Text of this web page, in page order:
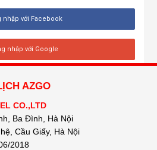
nhập với Facebook
nhập với Google
AZGO
CO.,LTD
Ba Đình, Hà Nội
Cầu Giấy, Hà Nội
2018